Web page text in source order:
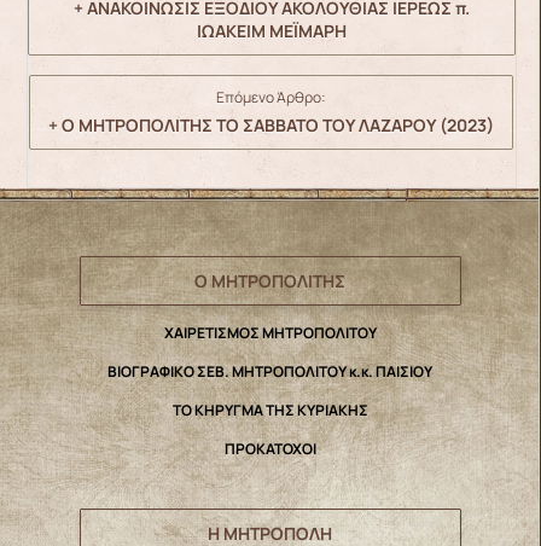
+ ΑΝΑΚΟΙΝΩΣΙΣ ΕΞΟΔΙΟΥ ΑΚΟΛΟΥΘΙΑΣ ΙΕΡΕΩΣ π.
ΙΩΑΚΕΙΜ ΜΕΪΜΑΡΗ
Επόμενο Άρθρο:
+ Ο ΜΗΤΡΟΠΟΛΙΤΗΣ ΤΟ ΣΑΒΒΑΤΟ ΤΟΥ ΛΑΖΑΡΟΥ (2023)
Ο ΜΗΤΡΟΠΟΛΙΤΗΣ
ΧΑΙΡΕΤΙΣΜΟΣ ΜΗΤΡΟΠΟΛΙΤΟΥ
ΒΙΟΓΡΑΦΙΚΟ ΣΕΒ. ΜΗΤΡΟΠΟΛΙΤΟΥ κ.κ. ΠΑΙΣΙΟΥ
ΤΟ ΚΗΡΥΓΜΑ ΤΗΣ ΚΥΡΙΑΚΗΣ
ΠΡΟΚΑΤΟΧΟΙ
Η ΜΗΤΡΟΠΟΛΗ